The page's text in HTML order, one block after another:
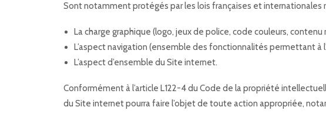
Sont notamment protégés par les lois françaises et internationales
La charge graphique (logo, jeux de police, code couleurs,
L’aspect navigation (ensemble des fonctionnalités permettant à
L’aspect d’ensemble du Site internet.
Conformément à l’article L122-4 du Code de la propriété
du Site internet pourra faire l’objet de toute action appropriée,